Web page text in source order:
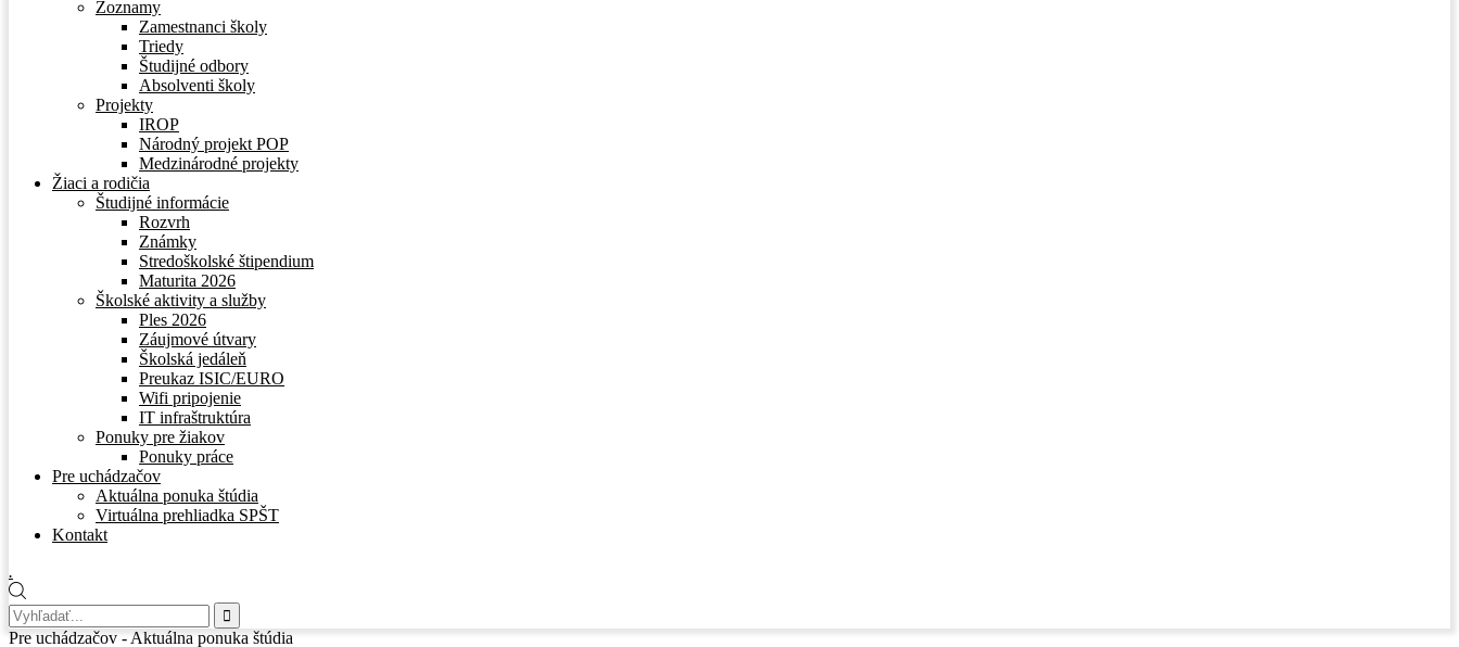
Zoznamy
Zamestnanci školy
Triedy
Študijné odbory
Absolventi školy
Projekty
IROP
Národný projekt POP
Medzinárodné projekty
Žiaci a rodičia
Študijné informácie
Rozvrh
Známky
Stredoškolské štipendium
Maturita 2026
Školské aktivity a služby
Ples 2026
Záujmové útvary
Školská jedáleň
Preukaz ISIC/EURO
Wifi pripojenie
IT infraštruktúra
Ponuky pre žiakov
Ponuky práce
Pre uchádzačov
Aktuálna ponuka štúdia
Virtuálna prehliadka SPŠT
Kontakt
.
Pre uchádzačov - Aktuálna ponuka štúdia